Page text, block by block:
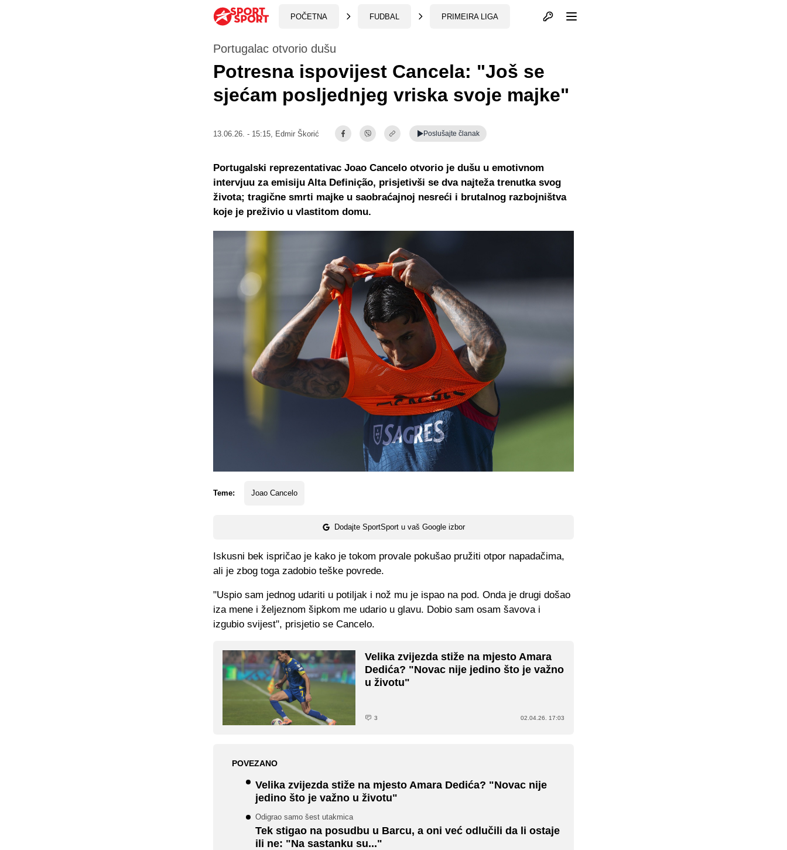
POČETNA FUDBAL PRIMEIRA LIGA Otvori profil
Portugalac otvorio dušu
Potresna ispovijest Cancela: "Još se
sjećam posljednjeg vriska svoje majke"
13.06.26. - 15:15, Edmir Škorić Poslušajte članak
Teme: Joao Cancelo
Dodajte SportSport u vaš Google izbor
Portugalski reprezentativac Joao Cancelo otvorio je dušu u emotivnom
intervjuu za emisiju Alta Definição, prisjetivši se dva najteža trenutka svog
života; tragične smrti majke u saobraćajnoj nesreći i brutalnog razbojništva
koje je preživio u vlastitom domu.
Iskusni bek ispričao je kako je tokom provale pokušao pružiti otpor napadačima,
ali je zbog toga zadobio teške povrede.
"Uspio sam jednog udariti u potiljak i nož mu je ispao na pod. Onda je drugi došao
iza mene i željeznom šipkom me udario u glavu. Dobio sam osam šavova i
izgubio svijest", prisjetio se Cancelo.
Velika zvijezda stiže na mjesto Amara
Dedića? "Novac nije jedino što je važno
u životu"
3 02.04.26. 17:03
POVEZANO
Velika zvijezda stiže na mjesto Amara Dedića? "Novac nije
jedino što je važno u životu"
Odigrao samo šest utakmica
Tek stigao na posudbu u Barcu, a oni već odlučili da li ostaje
ili ne: "Na sastanku su..."